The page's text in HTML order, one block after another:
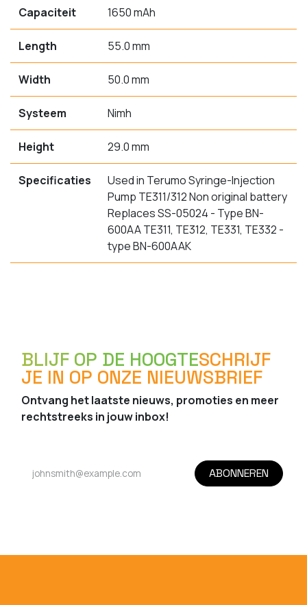
Capaciteit 1650 mAh
Length 55.0 mm
Width 50.0 mm
Systeem Nimh
Height 29.0 mm
Specificaties
Used in Terumo Syringe-Injection
Pump TE311/312 Non original battery
Replaces SS-05024 - Type BN-
600AA TE311, TE312, TE331, TE332 -
type BN-600AAK
BLIJF OP DE HOOGTESCHRIJF
JE IN OP ONZE NIEUWSBRIEF
Ontvang het laatste nieuws, promoties en meer
rechtstreeks in jouw inbox!
ABONNEREN